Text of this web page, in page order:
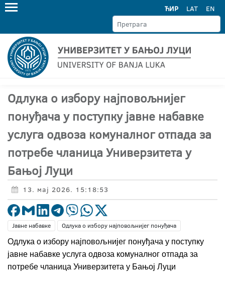
ЋИР LAT EN
Одлука о избору најповољнијег
понуђача у поступку јавне набавке
услуга одвоза комуналног отпада за
потребе чланица Универзитета у
Бањој Луци
13. мај 2026. 15:18:53
Јавне набавке
Одлука о избору најповољнијег понуђача
Одлука о избору најповољнијег понуђача у поступку
јавне набавке услуга одвоза комуналног отпада за
потребе чланица Универзитета у Бањој Луци